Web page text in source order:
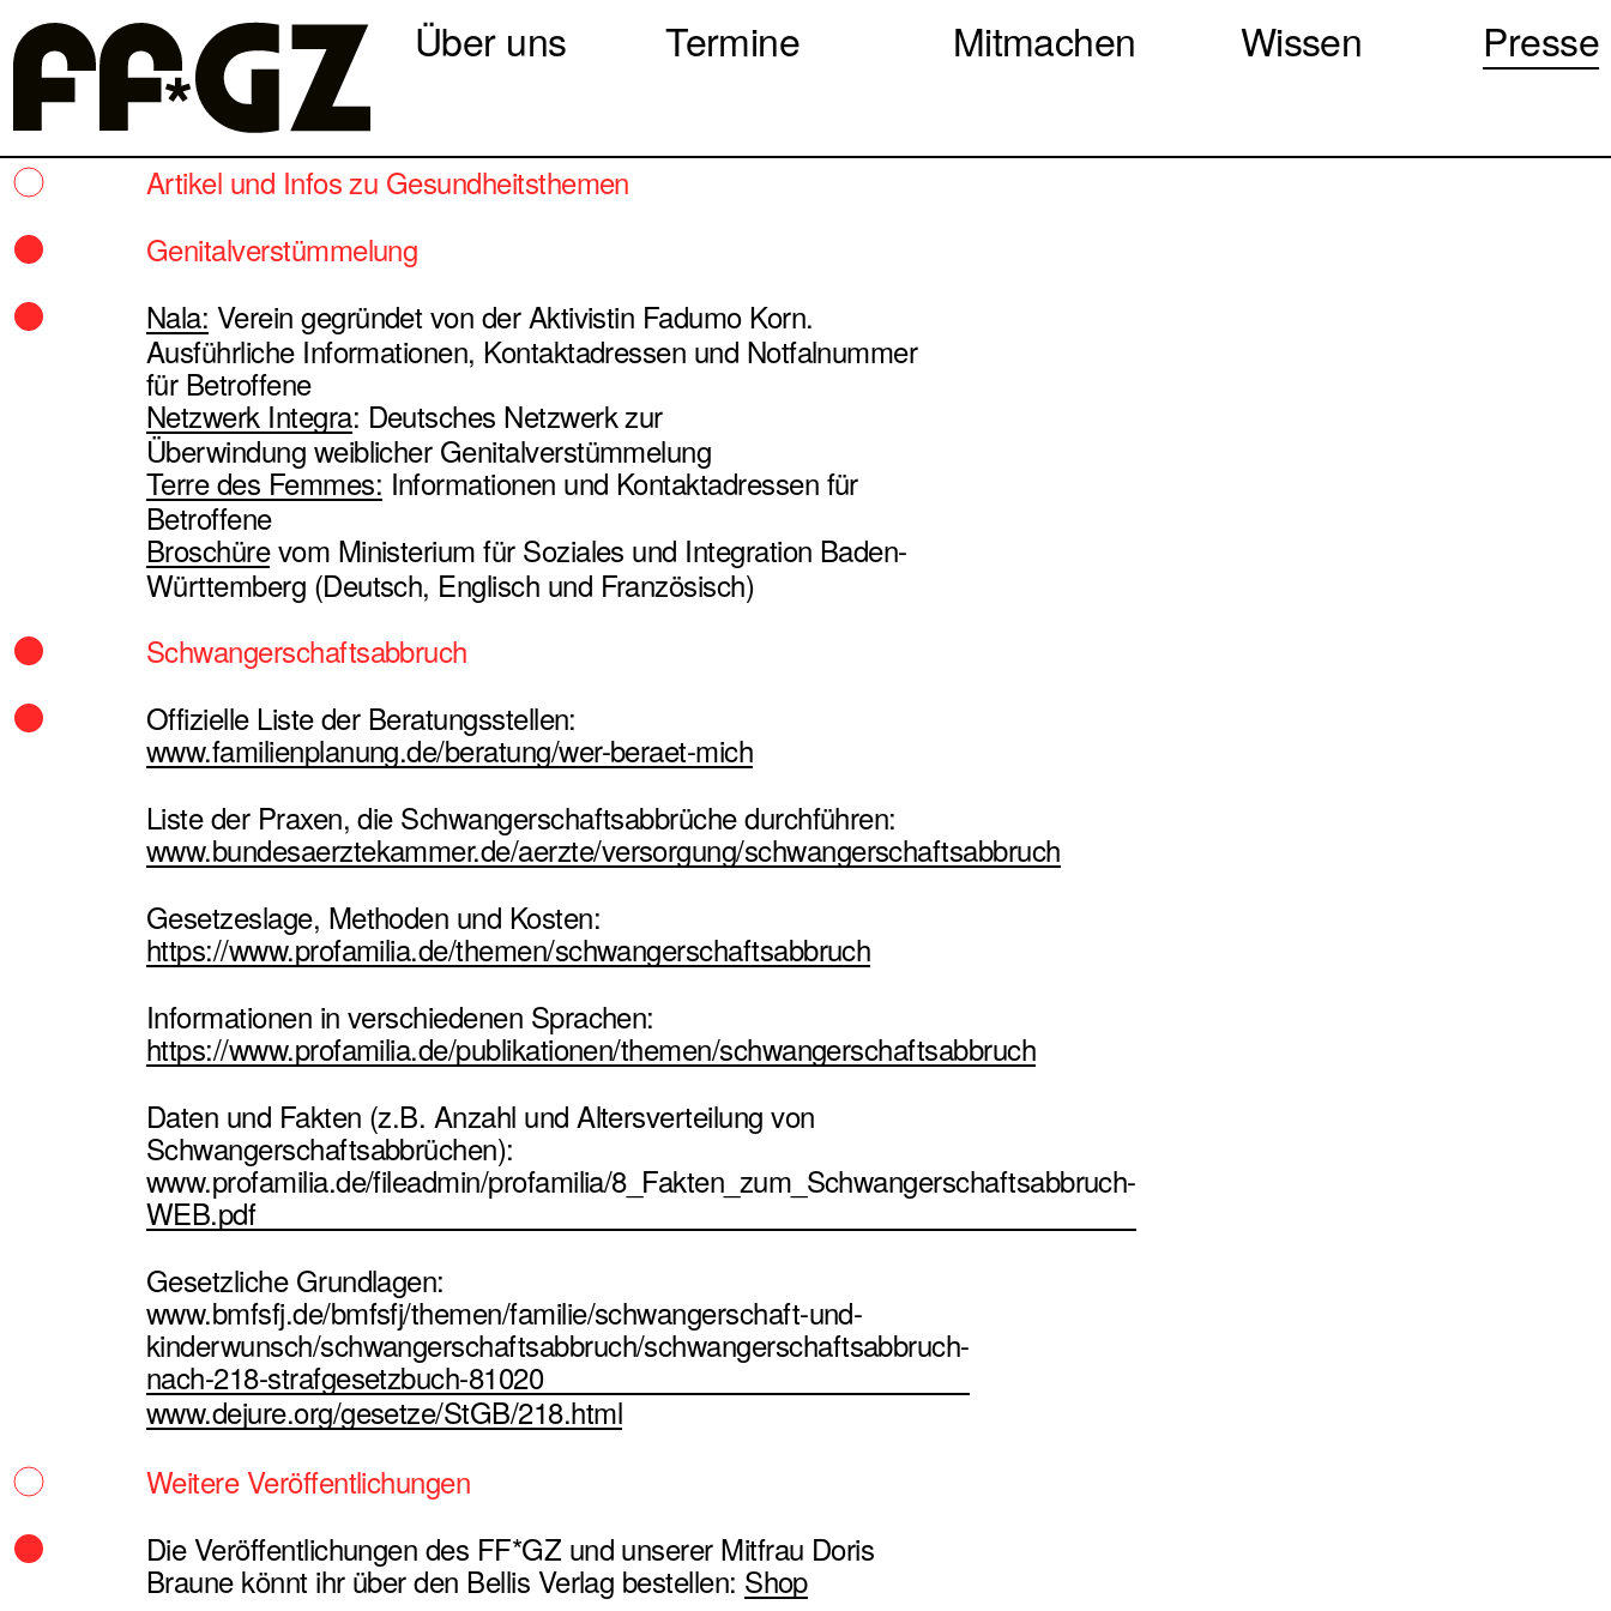
Über uns Termine Mitmachen Wissen Presse
Artikel und Infos zu Gesundheitsthemen
Genitalverstümmelung
Nala: Verein gegründet von der Aktivistin Fadumo Korn.
Ausführliche Informationen, Kontaktadressen und Notfalnummer
für Betroffene
Netzwerk Integra: Deutsches Netzwerk zur
Überwindung weiblicher Genitalverstümmelung
Terre des Femmes: Informationen und Kontaktadressen für
Betroffene
Broschürevom Ministerium für Soziales und Integration Baden-
Württemberg (Deutsch, Englisch und Französisch)
Schwangerschaftsabbruch
Offizielle Liste der Beratungsstellen:
www.familienplanung.de/beratung/wer-beraet-mich
Liste der Praxen, die Schwangerschaftsabbrüche durchführen:
www.bundesaerztekammer.de/aerzte/versorgung/schwangerschaftsabbruch
Gesetzeslage, Methoden und Kosten:
https://www.profamilia.de/themen/schwangerschaftsabbruch
Informationen in verschiedenen Sprachen:
https://www.profamilia.de/publikationen/themen/schwangerschaftsabbruch
Daten und Fakten (z.B. Anzahl und Altersverteilung von
Schwangerschaftsabbrüchen):
www.profamilia.de/fileadmin/profamilia/8_Fakten_zum_Schwangerschaftsabbruch-
WEB.pdf
Gesetzliche Grundlagen:
www.bmfsfj.de/bmfsfj/themen/familie/schwangerschaft-und-
kinderwunsch/schwangerschaftsabbruch/schwangerschaftsabbruch-
nach-218-strafgesetzbuch-81020
www.dejure.org/gesetze/StGB/218.html
Weitere Veröffentlichungen
Die Veröffentlichungen des FF*GZ und unserer Mitfrau Doris
Braune könnt ihr über den Bellis Verlag bestellen: Shop